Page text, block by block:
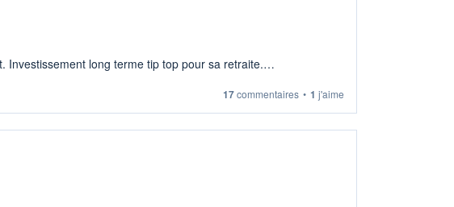
long terme tip top pour sa retraite.
17commentaires • 1 j'aime